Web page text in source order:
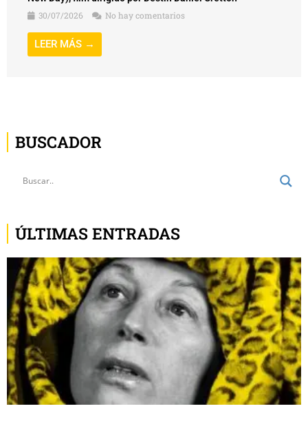
30/07/2026
No hay comentarios
LEER MÁS →
BUSCADOR
ÚLTIMAS ENTRADAS